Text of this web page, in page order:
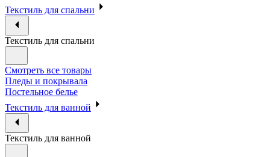
Текстиль для спальни
Текстиль для спальни
Смотреть все товары
Пледы и покрывала
Постельное белье
Текстиль для ванной
Текстиль для ванной